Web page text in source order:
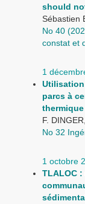
should
Sébastien
No 40
constat et
1
parcs à
F.
No 32
1 octobre
TLALOC